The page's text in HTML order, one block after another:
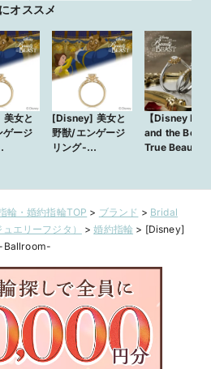
オススメ
女と
ージ
[Disney] 美女と
野獣/エンゲージ
リング-
【Disney
and the
True Beauty
繋がる美しく
的なシーンを
メージしたロ
ティックなデ
グ
輪・婚約指輪TOP > ブランド > Bridal
エリーフジタ）
>婚約指輪 > [Disney]
-Ballroom-